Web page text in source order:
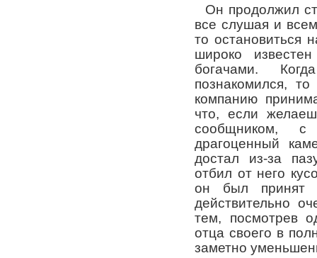
Он продолжил
все слушая и
то остановиться
широко
богачами.
познакомился,
компанию
что, если
сообщником,
драгоценный
достал из-за
отбил от него
он был принят
действительно
тем, посмотрев
отца своего в
заметно